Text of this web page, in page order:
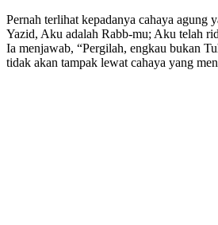
Pernah terlihat kepadanya cahaya agung
Yazid, Aku adalah Rabb-mu; Aku telah
Ia menjawab, “Pergilah, engkau bukan
tidak akan tampak lewat cahaya yang